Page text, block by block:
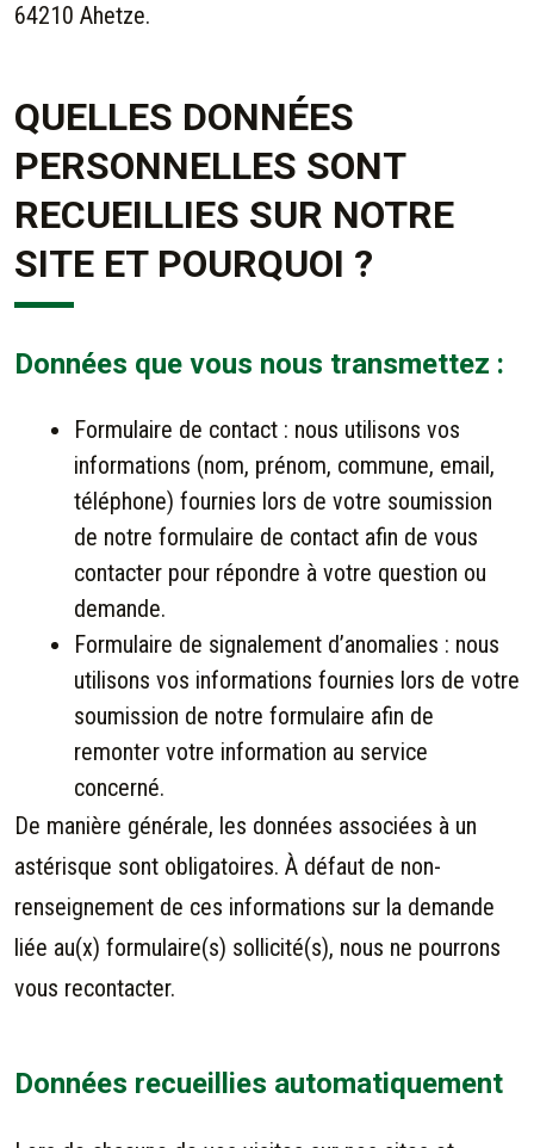
64210 Ahetze.
QUELLES DONNÉES
PERSONNELLES SONT
RECUEILLIES SUR NOTRE
SITE ET POURQUOI ?
Données que vous nous transmettez :
Formulaire de contact : nous utilisons vos
informations (nom, prénom, commune, email,
téléphone) fournies lors de votre soumission
de notre formulaire de contact afin de vous
contacter pour répondre à votre question ou
demande.
Formulaire de signalement d’anomalies : nous
utilisons vos informations fournies lors de votre
soumission de notre formulaire afin de
remonter votre information au service
concerné.
De manière générale, les données associées à un
astérisque sont obligatoires. À défaut de non-
renseignement de ces informations sur la demande
liée au(x) formulaire(s) sollicité(s), nous ne pourrons
vous recontacter.
Données recueillies automatiquement